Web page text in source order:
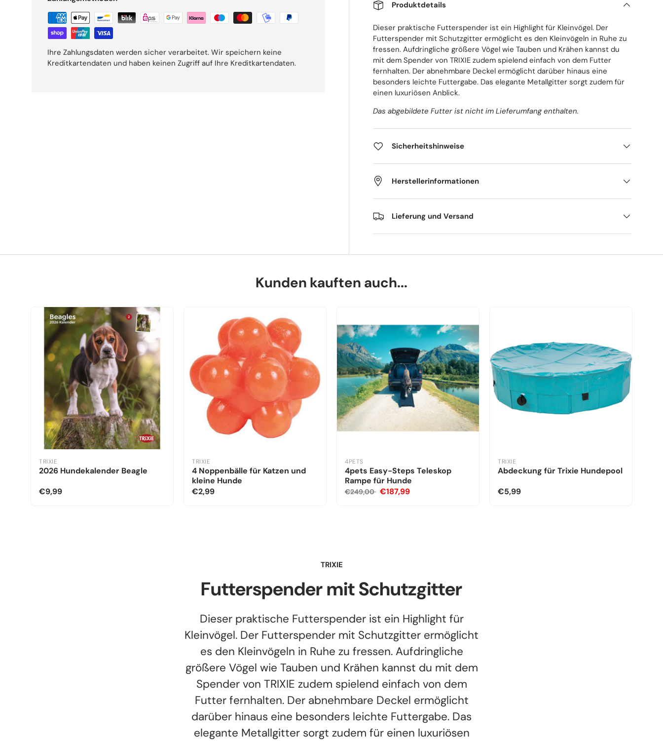
Produktdetails
Dieser praktische Futterspender ist ein Highlight für Kleinvögel. Der
Futterspender mit Schutzgitter ermöglicht es den Kleinvögeln in Ruhe zu
fressen. Aufdringliche größere Vögel wie Tauben und Krähen kannst du
mit dem Spender von TRIXIE zudem spielend einfach von dem Futter
fernhalten. Der abnehmbare Deckel ermöglicht darüber hinaus eine
besonders leichte Futtergabe. Das elegante Metallgitter sorgt zudem für
einen luxuriösen Anblick.
Das abgebildete Futter ist nicht im Lieferumfang enthalten.
Sicherheitshinweise
Herstellerinformationen
Lieferung und Versand
Ihre Zahlungsdaten werden sicher verarbeitet. Wir speichern keine
Kreditkartendaten und haben keinen Zugriff auf Ihre Kreditkartendaten.
Kunden kauften auch...
TRIXIE
2026 Hundekalender Beagle
€9,99
TRIXIE
4 Noppenbälle für Katzen und
kleine Hunde
€2,99
4PETS
4pets Easy-Steps Teleskop
Rampe für Hunde
€249,00 €187,99
TRIXIE
Abdeckung für Trixie Hundepool
€5,99
TRIXIE
Futterspender mit Schutzgitter
Dieser praktische Futterspender ist ein Highlight für
Kleinvögel. Der Futterspender mit Schutzgitter ermöglicht
es den Kleinvögeln in Ruhe zu fressen. Aufdringliche
größere Vögel wie Tauben und Krähen kannst du mit dem
Spender von TRIXIE zudem spielend einfach von dem
Futter fernhalten. Der abnehmbare Deckel ermöglicht
darüber hinaus eine besonders leichte Futtergabe. Das
elegante Metallgitter sorgt zudem für einen luxuriösen